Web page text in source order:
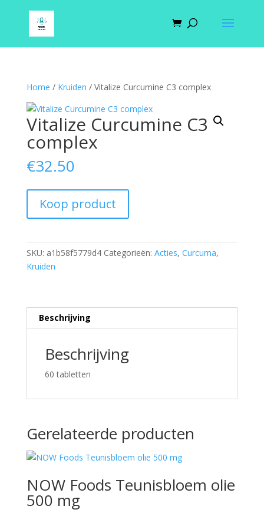
Home / Kruiden / Vitalize Curcumine C3 complex
Vitalize Curcumine C3
complex
€32.50
Koop product
SKU: a1b58f5779d4 Categorieën: Acties, Curcuma,
Kruiden
Beschrijving
Beschrijving
60 tabletten
Gerelateerde producten
NOW Foods Teunisbloem olie
500 mg